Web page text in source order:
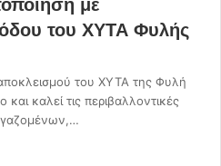
με
του ΧΥΤΑ Φυλής
του ΧΥΤΑ της Φυλή
καλεί τις περιβαλλοντικές